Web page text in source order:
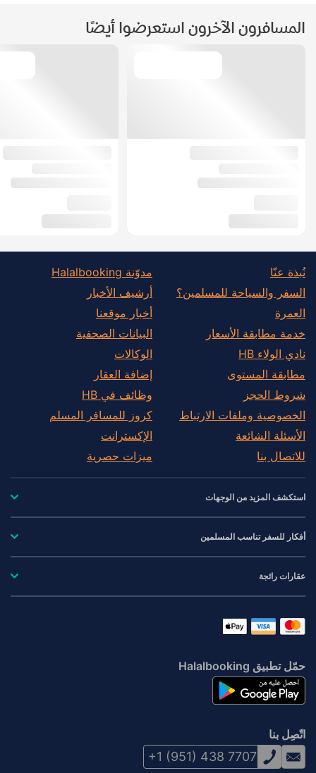
المسافرون الآخرون استعرضوا أيضًا
نُبذة عنّا
السفر والسياحة للمسلمين؟
العمرة
خدمة مطابقة الأسعار
نادي الولاء HB
مطابقة المستوى
شروط الحجز
الخصوصية وملفات الارتباط
الأسئلة الشائعة
للاتصال بنا
مدوّنة Halalbooking
أرشيف الأخبار
أخبار موقعنا
البيانات الصحفية
الوكالات
إضافة العقار
وظائف في HB
كروز للمسافر المسلم
الإكسترانت
ميزات حصرية
استكشف المزيد من الوجهات
أفكار للسفر تناسب المسلمين
عقارات رائجة
حمّل تطبيق Halalbooking
اتّصِل بنا
+1 (951) 438 7707